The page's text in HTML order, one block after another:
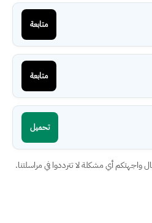
متابعة
متابعة
تحميل
واجهتكم أي مشكلة لا تترددوا في مراسلتنا.